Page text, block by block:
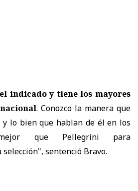
indicado y tiene los mayores
. Conozco la manera que
lo bien que hablan de él en los
que Pellegrini para
sentenció Bravo.